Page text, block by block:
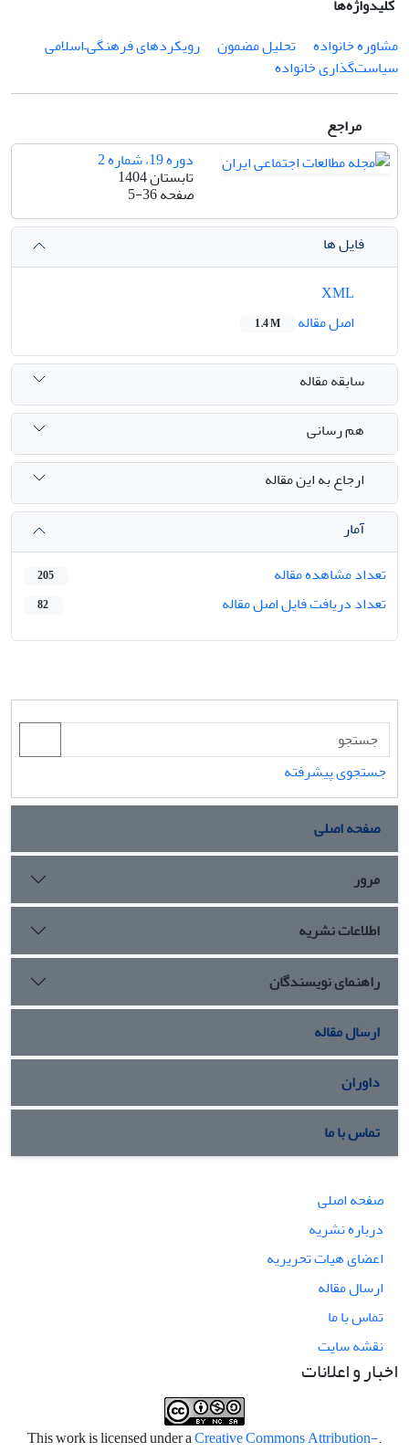
کلیدواژه‌ها
مشاوره خانواده
تحلیل مضمون
رویکردهای فرهنگی–اسلامی
سیاست‌گذاری خانواده
مراجع
دوره 19، شماره 2
تابستان 1404
صفحه5-36
فایل ها
اصل مقاله
1.4 M
سابقه مقاله
هم رسانی
ارجاع به این مقاله
آمار
تعداد مشاهده مقاله
205
تعداد دریافت فایل اصل مقاله 82
جستجوی پیشرفته
صفحه اصلی
مرور
اطلاعات نشریه
راهنمای نویسندگان
ارسال مقاله
داوران
تماس با ما
صفحه اصلی
درباره نشریه
اعضای هیات تحریریه
ارسال مقاله
تماس با ما
نقشه سایت
اخبار و اعلانات
.This work is licensed under a
Creative Commons Attribution-